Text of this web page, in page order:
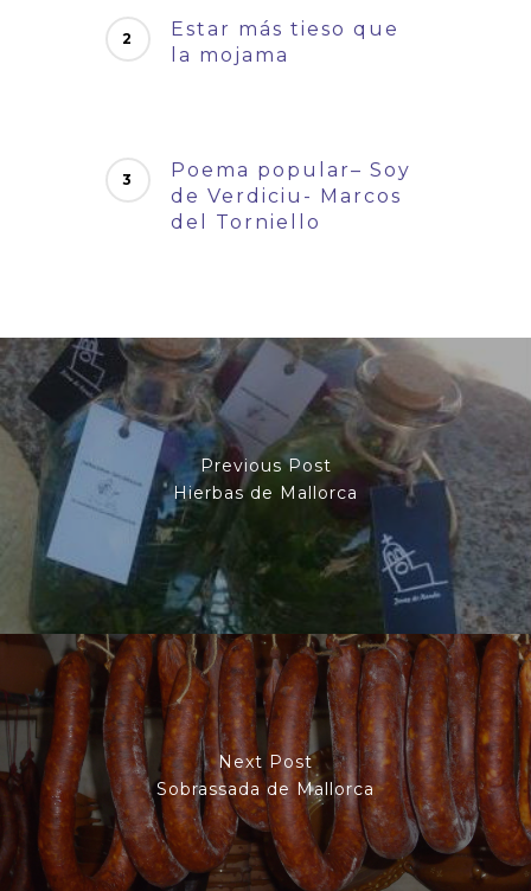
Estar más tieso que
la mojama
Poema popular– Soy
de Verdiciu- Marcos
del Torniello
Previous Post
Hierbas de Mallorca
Next Post
Sobrassada de Mallorca